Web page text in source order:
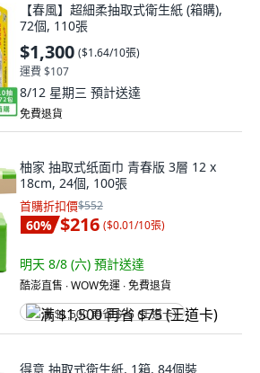
【春風】超細柔抽取式衛生紙 (箱購),
72個, 110張
$1,300 ($1.64/10張)
運費 $107
8/12 星期三 預計送達
免費退貨
柚家 抽取式纸面巾 青春版 3層 12 x
18cm, 24個, 100張
首購折扣價$552
60% $216 ($0.01/10張)
明天 8/8 (六) 預計送達
酷澎直售 ∙ WOW免運 ∙ 免費退貨
满 $1,500 再省 $75 (王道卡)
得意 抽取式衛生紙, 1箱, 84個裝